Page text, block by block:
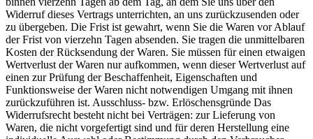
Widerruf dieses Vertrags unterrichten, an uns zurückzusenden oder
zu übergeben. Die Frist ist gewahrt, wenn Sie die Waren vor Ablauf
der Frist von vierzehn Tagen absenden. Sie tragen die unmittelbaren
Kosten der Rücksendung der Waren. Sie müssen für einen etwaigen
Wertverlust der Waren nur aufkommen, wenn dieser Wertverlust auf
einen zur Prüfung der Beschaffenheit, Eigenschaften und
Funktionsweise der Waren nicht notwendigen Umgang mit ihnen
zurückzuführen ist. Ausschluss- bzw. Erlöschensgründe Das
Widerrufsrecht besteht nicht bei Verträgen: zur Lieferung von
Waren, die nicht vorgefertigt sind und für deren Herstellung eine